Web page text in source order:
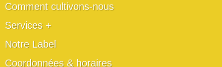
Comment cultivons-nous
Services +
Notre Label
Coordonnées & horaires